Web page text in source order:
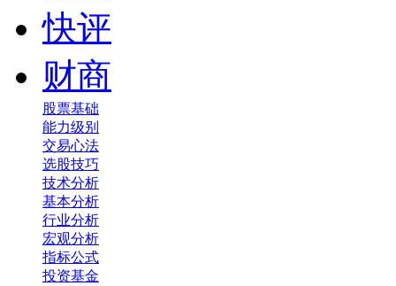
快评
财商
股票基础
能力级别
交易心法
选股技巧
技术分析
基本分析
行业分析
宏观分析
指标公式
投资基金